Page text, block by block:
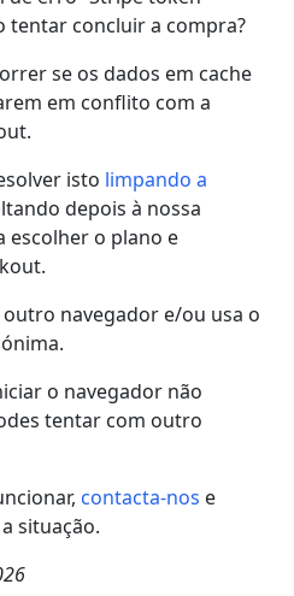
tentar concluir a compra?
se os dados em cache
em conflito com a
isto limpando a
depois à nossa
escolher o plano e
navegador e/ou usa o
o navegador não
tentar com outro
contacta-nos e
situação.